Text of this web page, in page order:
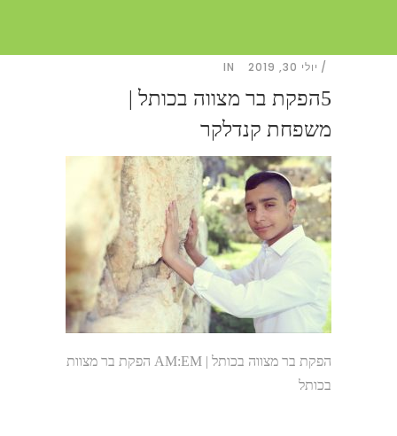
יולי 30, 2019 IN
5הפקת בר מצווה בכותל |
משפחת קנדלקר
הפקת בר מצווה בכותל | AM:EM הפקת בר מצוות
בכותל